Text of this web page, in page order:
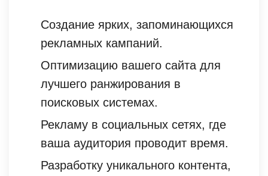
Создание ярких, запоминающихся
рекламных кампаний.
Оптимизацию вашего сайта для
лучшего ранжирования в
поисковых системах.
Рекламу в социальных сетях, где
ваша аудитория проводит время.
Разработку уникального контента,